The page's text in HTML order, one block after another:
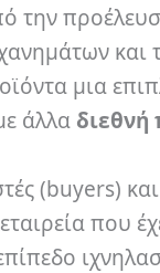
την
και
μια
άλλα
(buyers)
που